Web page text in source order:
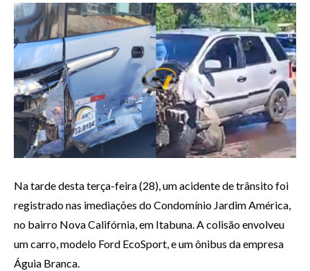
Na tarde desta terça-feira (28), um acidente de trânsito foi
registrado nas imediações do Condomínio Jardim América,
no bairro Nova Califórnia, em Itabuna. A colisão envolveu
um carro, modelo Ford EcoSport, e um ônibus da empresa
Águia Branca.